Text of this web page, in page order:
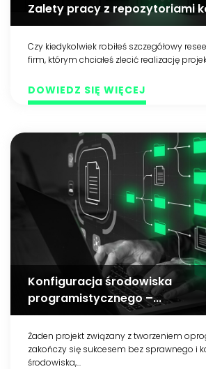
Zalety pracy z repozytoriami
Czy kiedykolwiek robiłeś szczegółowy
firm, którym chciałeś zlecić realizację
DOWIEDZ SIĘ WIĘCEJ
Konfiguracja środowiska
programistycznego –...
Żaden projekt związany z tworzeniem
zakończy się sukcesem bez sprawnego i
środowiska,...